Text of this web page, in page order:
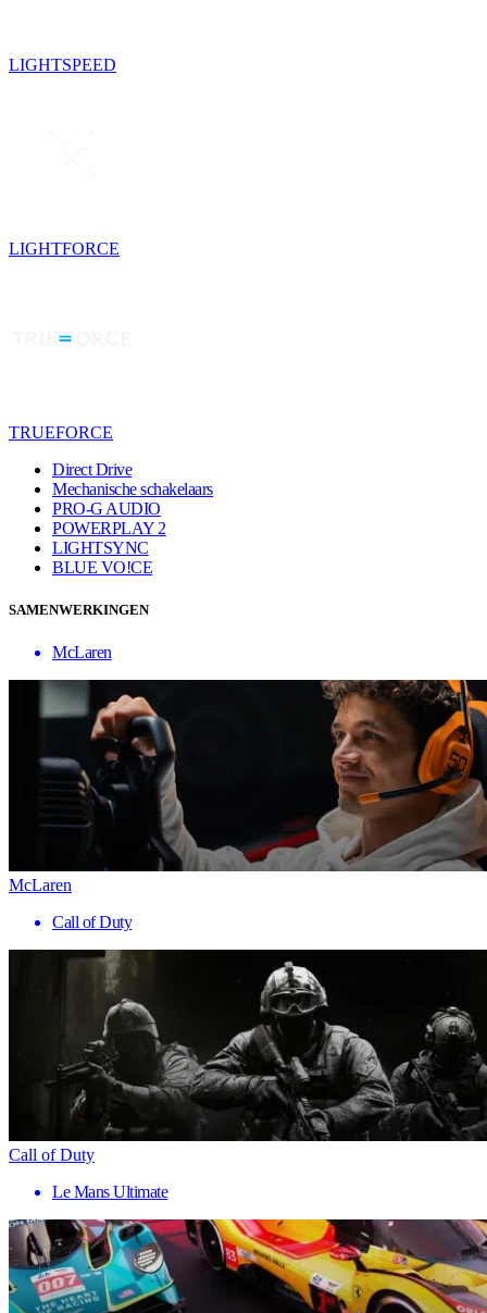
LIGHTSPEED
LIGHTFORCE
TRUEFORCE
Direct Drive
Mechanische schakelaars
PRO-G AUDIO
POWERPLAY 2
LIGHTSYNC
BLUE VO!CE
SAMENWERKINGEN
McLaren
McLaren
Call of Duty
Call of Duty
Le Mans Ultimate